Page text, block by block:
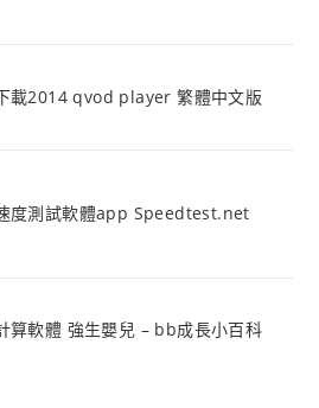
載2014 qvod player 繁體中文版
度測試軟體app Speedtest.net
算軟體 強生嬰兒 – bb成長小百科